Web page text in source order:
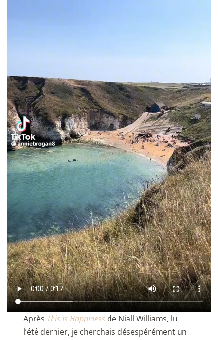
Après This Is Happiness de Niall Williams, lu
l’été dernier, je cherchais désespérément un